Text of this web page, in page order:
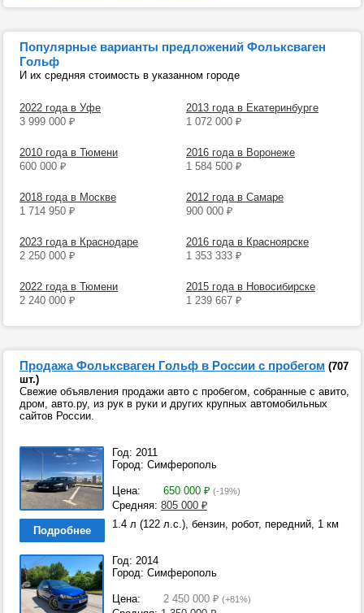
Популярные варианты предложений Фольксваген
Гольф
И их средняя стоимость в указанном городе
2022 года в Уфе
3 999 000 ₽
2013 года в Екатеринбурге
1 072 000 ₽
2010 года в Тюмени
600 000 ₽
2016 года в Воронеже
1 584 500 ₽
2018 года в Москве
1 714 950 ₽
2012 года в Самаре
900 000 ₽
2023 года в Краснодаре
2 250 000 ₽
2016 года в Красноярске
1 353 333 ₽
2022 года в Тюмени
2 240 000 ₽
2015 года в Новосибирске
1 239 667 ₽
Продажа Фольксваген Гольф в России с пробегом (707
шт.)
Свежие объявления продажи авто с пробегом, собранные с авито,
дром, авто.ру, из рук в руки и других крупных автомобильных
сайтов России.
Год: 2011
Город: Симферополь
Цена: 650 000 ₽ (-19%)
Средняя: 805 000 ₽
Подробнее
1.4 л (122 л.с.), бензин, робот, передний, 1 км
Год: 2014
Город: Симферополь
Цена: 2 450 000 ₽ (+81%)